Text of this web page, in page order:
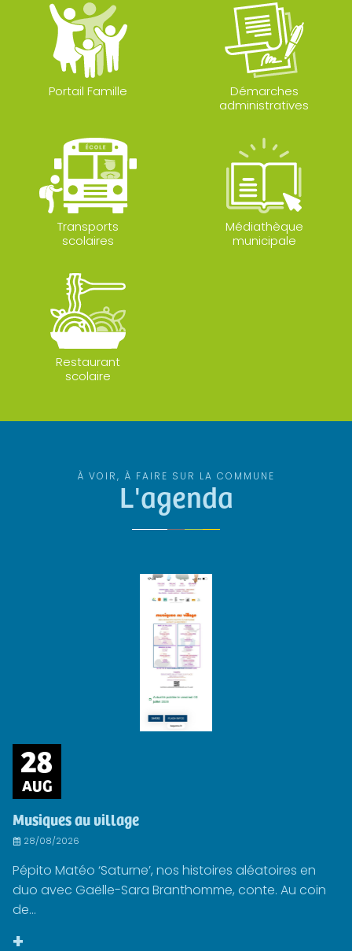
Portail Famille
Démarches
administratives
Transports
scolaires
Médiathèque
municipale
Restaurant
scolaire
À VOIR, À FAIRE SUR LA COMMUNE
L'agenda
28
AUG
Musiques au village
28/08/2026
Pépito Matéo ‘Saturne’, nos histoires aléatoires en
duo avec Gaëlle-Sara Branthomme, conte. Au coin
de...
+